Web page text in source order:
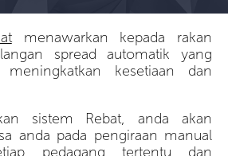
menawarkan kepada rakan
spread automatik yang
kesetiaan dan
sistem Rebat, anda akan
anda pada pengiraan manual
pedagang tertentu dan